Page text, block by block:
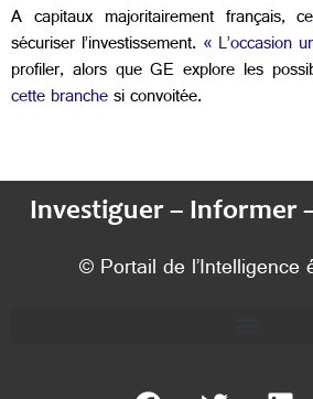
A capitaux majoritairement français,
sécuriser l’investissement. « L’occasion
profiler, alors que GE explore les
cette branchesi convoitée.
Investiguer – Informer
© Portail de l’Intelligence